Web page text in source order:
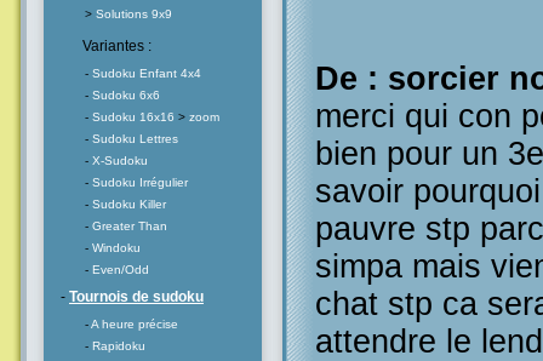
> Solutions 9x9
Variantes :
- Sudoku Enfant 4x4
- Sudoku 6x6
- Sudoku 16x16 > zoom
- Sudoku Lettres
- X-Sudoku
- Sudoku Irrégulier
- Sudoku Killer
- Greater Than
- Windoku
- Even/Odd
- Tournois de sudoku
-A heure précise
- Rapidoku
De : sorcier
merci qui con
bien pour un
savoir
pauvre stp
simpa mais
chat stp ca
attendre le